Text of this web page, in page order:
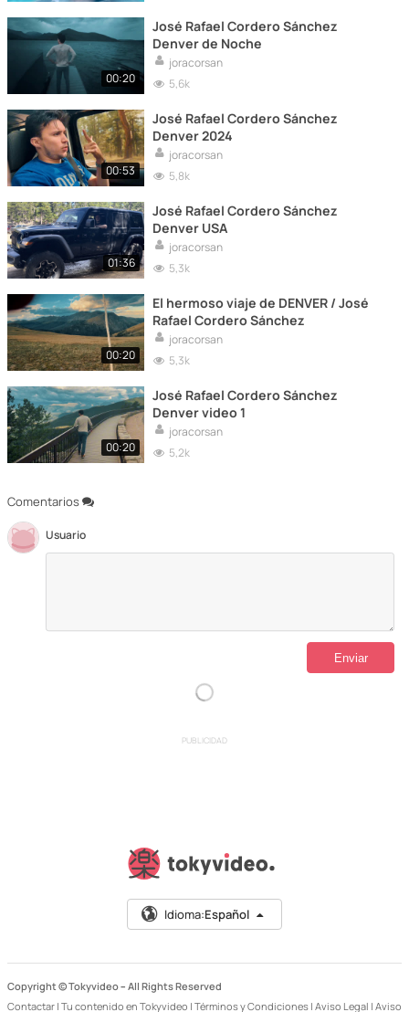
Comentarios
Usuario
00:20
José Rafael Cordero Sánchez
Denver de Noche
joracorsan
5,6k
00:53
José Rafael Cordero Sánchez
Denver 2024
joracorsan
5,8k
01:36
José Rafael Cordero Sánchez
Denver USA
joracorsan
5,3k
00:20
El hermoso viaje de DENVER / José
Rafael Cordero Sánchez
joracorsan
5,3k
00:20
José Rafael Cordero Sánchez
Denver video 1
joracorsan
5,2k
PUBLICIDAD
Idioma:Español
Copyright © Tokyvideo – All Rights Reserved
Contactar | Tu contenido en Tokyvideo | Términos y Condiciones | Aviso Legal | Aviso